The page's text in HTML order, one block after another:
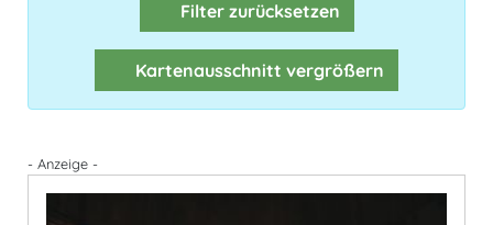
Filter zurücksetzen
Kartenausschnitt vergrößern
- Anzeige -